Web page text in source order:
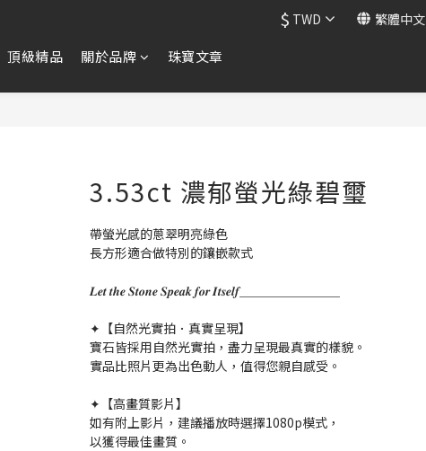
$ TWD 繁體中文
頂級精品 關於品牌 珠寶文章
3.53ct 濃郁螢光綠碧璽
帶螢光感的蔥翠明亮綠色
長方形適合做特別的鑲嵌款式
𝑳𝒆𝒕 𝒕𝒉𝒆 𝑺𝒕𝒐𝒏𝒆 𝑺𝒑𝒆𝒂𝒌 𝒇𝒐𝒓 𝑰𝒕𝒔𝒆𝒍𝒇＿＿＿＿＿＿＿＿
✦【自然光實拍．真實呈現】
寶石皆採用自然光實拍，盡力呈現最真實的樣貌。
實品比照片更為出色動人，值得您親自感受。
✦【高畫質影片】
如有附上影片，建議播放時選擇1080p模式，
以獲得最佳畫質。